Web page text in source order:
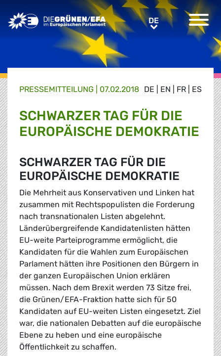
Greens/EFA Home DEDE
DE EN FR ES
PRESSE­MITTEILUNG 07.02.2018
SCHWARZER TAG FÜR DIE
EUROPÄISCHE DEMOKRATIE
SCHWARZER TAG FÜR DIE
EUROPÄISCHE DEMOKRATIE
Die Mehrheit aus Konservativen und Linken hat
zusammen mit Rechtspopulisten die Forderung
nach transnationalen Listen abgelehnt.
Länderübergreifende Kandidatenlisten hätten
EU-weite Parteiprogramme ermöglicht, die
Kandidaten für die Wahlen zum Europäischen
Parlament hätten ihre Positionen den Bürgern in
der ganzen Europäischen Union erklären
müssen. Nach dem Brexit werden 73 Sitze frei,
die Grünen/EFA-Fraktion hatte sich für 50
Kandidaten auf EU-weiten Listen eingesetzt. Ziel
war, die nationalen Debatten auf die europäische
Ebene zu heben und eine europäische
Öffentlichkeit zu schaffen.